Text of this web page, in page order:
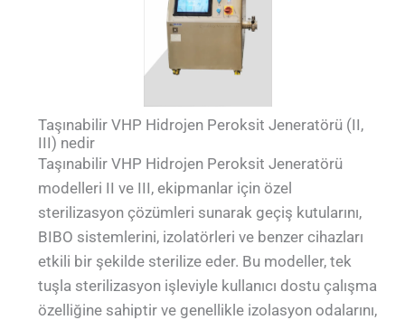
Taşınabilir VHP Hidrojen Peroksit Jeneratörü (II,
III) nedir
Taşınabilir VHP Hidrojen Peroksit Jeneratörü
modelleri II ve III, ekipmanlar için özel
sterilizasyon çözümleri sunarak geçiş kutularını,
BIBO sistemlerini, izolatörleri ve benzer cihazları
etkili bir şekilde sterilize eder. Bu modeller, tek
tuşla sterilizasyon işleviyle kullanıcı dostu çalışma
özelliğine sahiptir ve genellikle izolasyon odalarını,